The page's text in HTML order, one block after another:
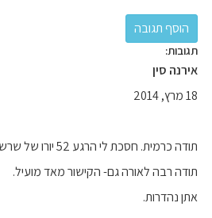
תגובות:
אירנה סין
18 מרץ, 2014
תודה כרמית. חסכת לי הרגע 52 יורו של שרשאות שלג.
תודה רבה לאורה גם- הקישור מאד מועיל.
אתן נהדרות.